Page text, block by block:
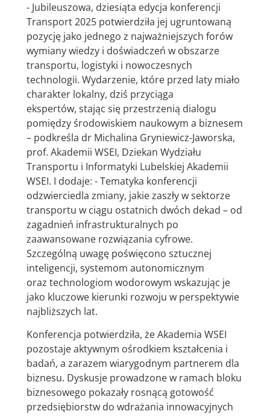
- Jubileuszowa, dziesiąta edycja konferencji
Transport 2025 potwierdziła jej ugruntowaną
pozycję jako jednego z najważniejszych forów
wymiany wiedzy i doświadczeń w obszarze
transportu, logistyki i nowoczesnych
technologii. Wydarzenie, które przed laty miało
charakter lokalny, dziś przyciąga
ekspertów, stając się przestrzenią dialogu
pomiędzy środowiskiem naukowym a biznesem
– podkreśla dr Michalina Gryniewicz-Jaworska,
prof. Akademii WSEI, Dziekan Wydziału
Transportu i Informatyki Lubelskiej Akademii
WSEI. I dodaje: - Tematyka konferencji
odzwierciedla zmiany, jakie zaszły w sektorze
transportu w ciągu ostatnich dwóch dekad – od
zagadnień infrastrukturalnych po
zaawansowane rozwiązania cyfrowe.
Szczególną uwagę poświęcono sztucznej
inteligencji, systemom autonomicznym
oraz technologiom wodorowym wskazując je
jako kluczowe kierunki rozwoju w perspektywie
najbliższych lat.
Konferencja potwierdziła, że Akademia WSEI
pozostaje aktywnym ośrodkiem kształcenia i
badań, a zarazem wiarygodnym partnerem dla
biznesu. Dyskusje prowadzone w ramach bloku
biznesowego pokazały rosnącą gotowość
przedsiębiorstw do wdrażania innowacyjnych